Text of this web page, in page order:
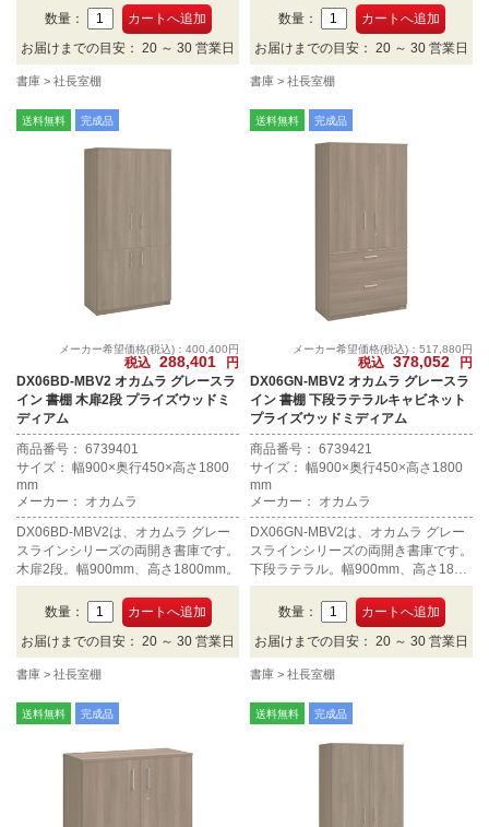
数量：
お届けまでの目安： 20 ～ 30 営業日
書庫 社長室棚
数量：
お届けまでの目安： 20 ～ 30 営業日
書庫 社長室棚
送料無料 完成品
メーカー希望価格(税込)：400,400円
税込 288,401
円
DX06BD-MBV2 オカムラ グレースラ
イン 書棚 木扉2段 プライズウッドミ
ディアム
商品番号： 6739401
サイズ： 幅900×奥行450×高さ1800
mm
メーカー： オカムラ
DX06BD-MBV2は、オカムラ グレー
スラインシリーズの両開き書庫です。
木扉2段。幅900mm、高さ1800mm。
数量：
お届けまでの目安： 20 ～ 30 営業日
書庫 社長室棚
送料無料 完成品
メーカー希望価格(税込)：517,880円
税込 378,052
円
DX06GN-MBV2 オカムラ グレースラ
イン 書棚 下段ラテラルキャビネット
プライズウッドミディアム
商品番号： 6739421
サイズ： 幅900×奥行450×高さ1800
mm
メーカー： オカムラ
DX06GN-MBV2は、オカムラ グレー
スラインシリーズの両開き書庫です。
下段ラテラル。幅900mm、高さ1800
mm。
数量：
お届けまでの目安： 20 ～ 30 営業日
書庫 社長室棚
送料無料 完成品 送料無料 完成品